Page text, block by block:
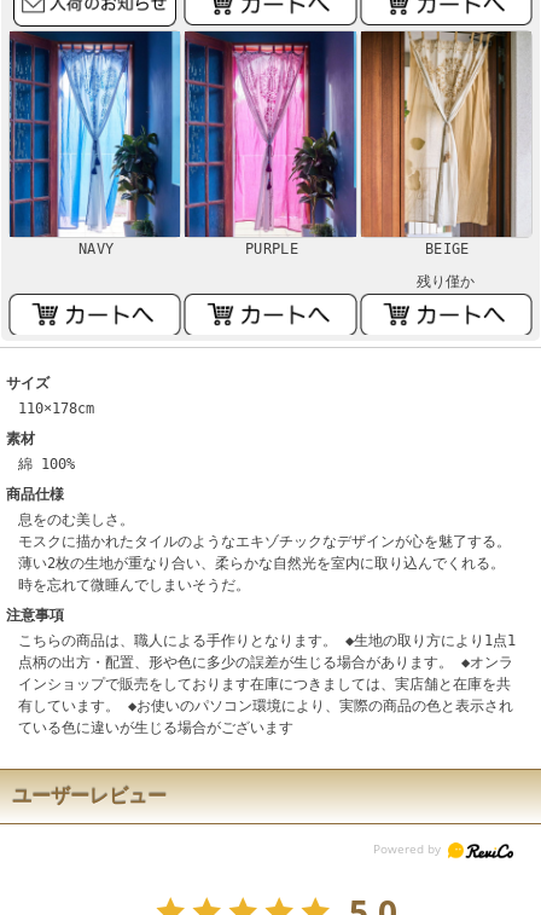
NAVY PURPLE
BEIGE
残り僅か
サイズ
110×178cm
素材
綿 100%
商品仕様
息をのむ美しさ。
モスクに描かれたタイルのようなエキゾチックなデザインが心を魅了する。
薄い2枚の生地が重なり合い、柔らかな自然光を室内に取り込んでくれる。
時を忘れて微睡んでしまいそうだ。
注意事項
こちらの商品は、職人による手作りとなります。 ◆生地の取り方により1点1
点柄の出方・配置、形や色に多少の誤差が生じる場合があります。 ◆オンラ
インショップで販売をしております在庫につきましては、実店舗と在庫を共
有しています。 ◆お使いのパソコン環境により、実際の商品の色と表示され
ている色に違いが生じる場合がございます
ユーザーレビュー